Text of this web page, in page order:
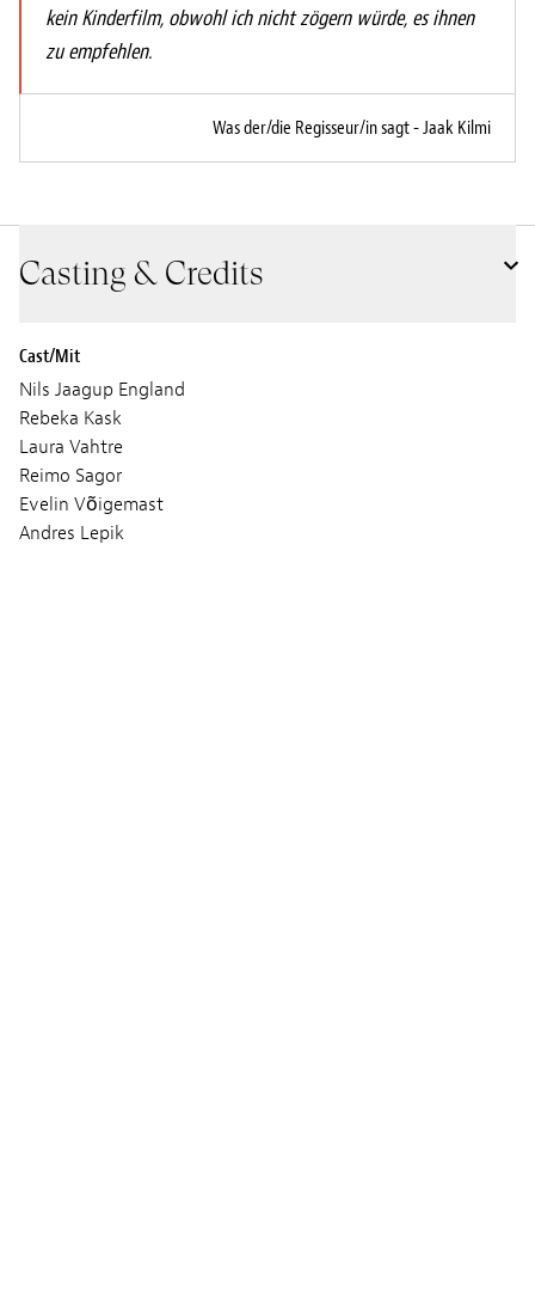
kein Kinderfilm, obwohl ich nicht zögern würde, es ihnen
zu empfehlen.
Was der/die Regisseur/in sagt - Jaak Kilmi
Casting & Credits
Cast/Mit
Nils Jaagup England
Rebeka Kask
Laura Vahtre
Reimo Sagor
Evelin Võigemast
Andres Lepik